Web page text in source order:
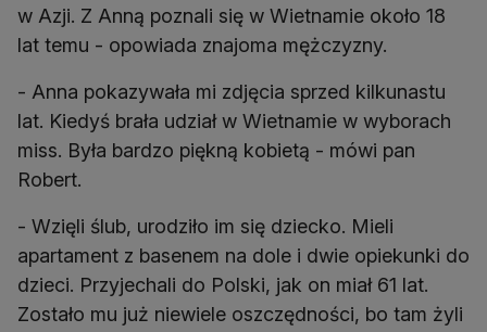
w Azji. Z Anną poznali się w Wietnamie około 18
lat temu - opowiada znajoma mężczyzny.
- Anna pokazywała mi zdjęcia sprzed kilkunastu
lat. Kiedyś brała udział w Wietnamie w wyborach
miss. Była bardzo piękną kobietą - mówi pan
Robert.
- Wzięli ślub, urodziło im się dziecko. Mieli
apartament z basenem na dole i dwie opiekunki do
dzieci. Przyjechali do Polski, jak on miał 61 lat.
Zostało mu już niewiele oszczędności, bo tam żyli